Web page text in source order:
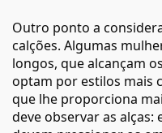
Outro ponto a
calções. Algumas
longos, que alcançam
optam por estilos mais
que lhe proporciona
deve observar as alças: